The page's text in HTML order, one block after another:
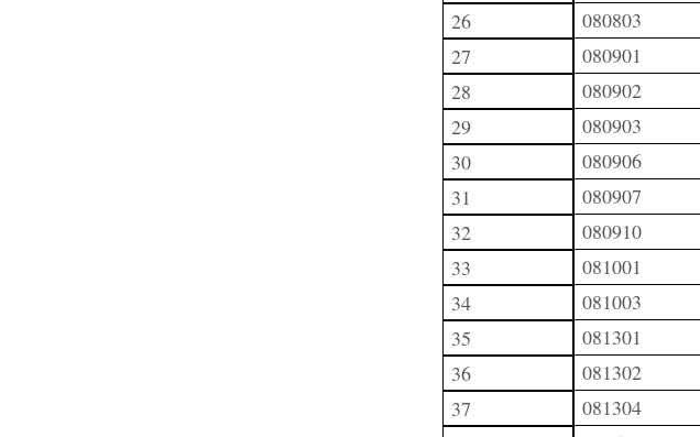
26
080803
27
080901
28
080902
29
080903
30
080906
31
080907
32
080910
33
081001
34
081003
35
081301
36
081302
37
081304